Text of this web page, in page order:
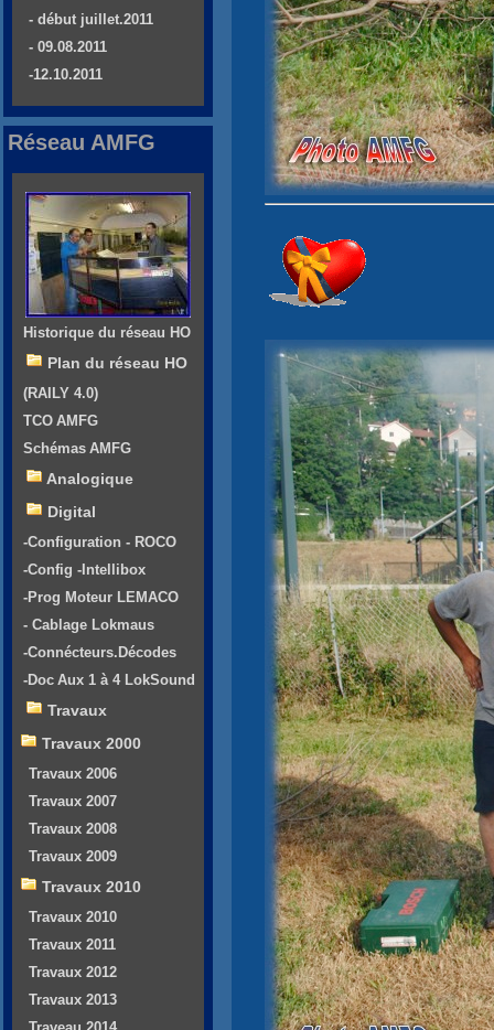
- début juillet.2011
- 09.08.2011
-12.10.2011
Réseau AMFG
Historique du réseau HO
Plan du réseau HO
(RAILY 4.0)
TCO AMFG
Schémas AMFG
Analogique
Digital
-Configuration - ROCO
-Config -Intellibox
-Prog Moteur LEMACO
- Cablage Lokmaus
-Connécteurs.Décodes
-Doc Aux 1 à 4 LokSound
Travaux
Travaux 2000
Travaux 2006
Travaux 2007
Travaux 2008
Travaux 2009
Travaux 2010
Travaux 2010
Travaux 2011
Travaux 2012
Travaux 2013